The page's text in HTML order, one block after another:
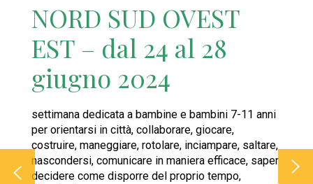
NORD SUD OVEST
EST – dal 24 al 28
giugno 2024
settimana dedicata a bambine e bambini 7-11 anni
per orientarsi in città, collaborare, giocare,
costruire, maneggiare, rotolare, inciampare, saltare,
nascondersi, comunicare in maniera efficace, saper
decidere come disporre del proprio tempo,